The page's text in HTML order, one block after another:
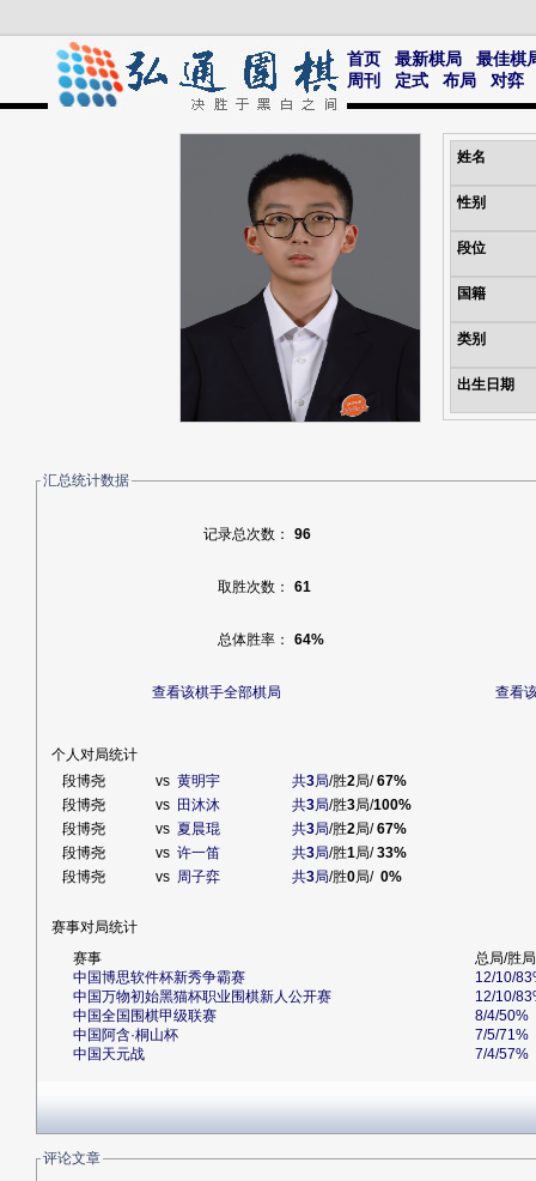
首页 最新棋局
最佳棋
周刊
定式 布局 对弈
姓名
性别
段位
国籍
类别
出生日期
汇总统计数据
记录总次数： 96
取胜次数： 61
总体胜率： 64%
查看该棋手全部棋局 查看
个人对局统计
段博尧
vs 黄明宇 共3局/胜2局/67%
段博尧
vs 田沐沐 共3局/胜3局/100%
段博尧
vs 夏晨琨 共3局/胜2局/67%
段博尧
vs 许一笛 共3局/胜1局/33%
段博尧
vs 周子弈 共3局/胜0局/0%
赛事对局统计
赛事
总局/胜
中国博思软件杯新秀争霸赛
12/10/
中国万物初始黑猫杯职业围棋新人公开赛
12/10/
中国全国围棋甲级联赛
8/4/50%
中国阿含·桐山杯
7/5/71%
中国天元战
7/4/57%
评论文章